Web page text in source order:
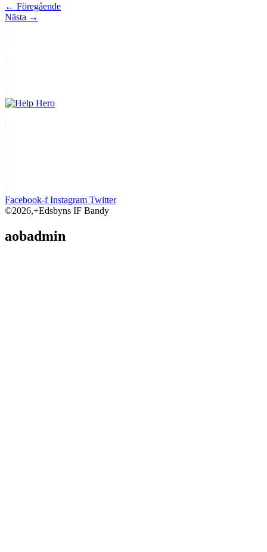
← Föregående
Nästa →
Facebook-f Instagram Twitter
©2026,+Edsbyns IF Bandy
aobadmin